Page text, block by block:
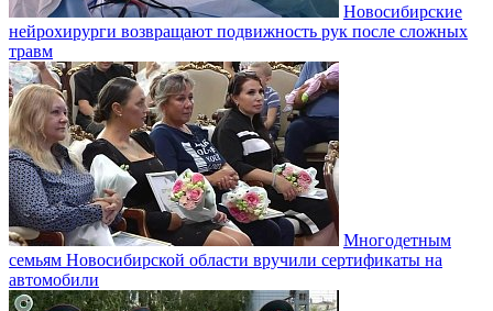
Новосибирские
нейрохирурги возвращают подвижность рук после сложных
травм
Многодетным
семьям Новосибирской области вручили сертификаты на
автомобили